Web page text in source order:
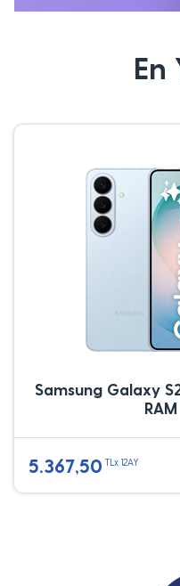
En
Samsung Galaxy
RAM
5.367,50 TLx 12AY